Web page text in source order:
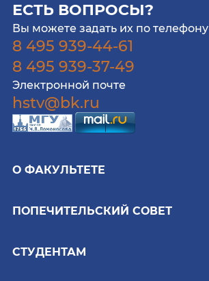
ЕСТЬ ВОПРОСЫ?
Вы можете задать их по телефону
8 495 939-44-61
8 495 939-37-49
Электронной почте
hstv@bk.ru
О ФАКУЛЬТЕТЕ
ПОПЕЧИТЕЛЬСКИЙ СОВЕТ
СТУДЕНТАМ